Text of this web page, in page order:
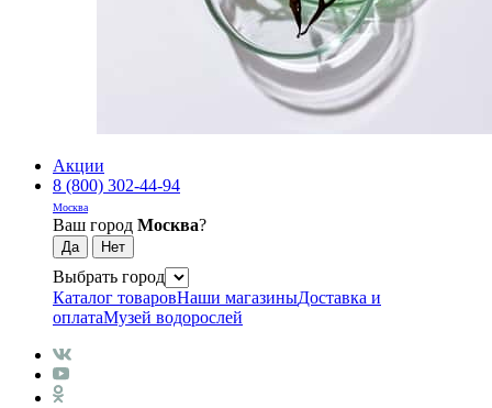
Акции
8 (800) 302-44-94
Москва
Ваш город Москва?
Выбрать город
Каталог товаровНаши магазиныДоставка и
оплатаМузей водорослей